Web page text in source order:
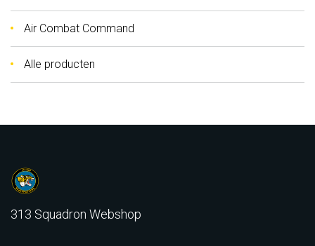
Air Combat Command
Alle producten
313 Squadron Webshop